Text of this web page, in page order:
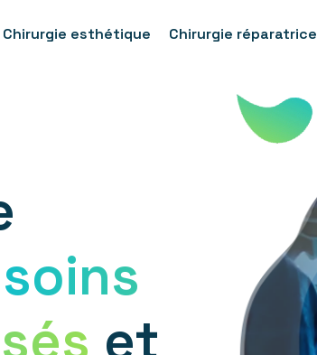
Chirurgie esthétique Chirurgie réparatrice
soins
et